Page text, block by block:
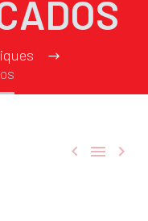
  